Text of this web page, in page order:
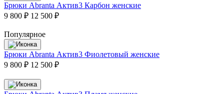
Брюки Abranta Актив3 Карбон женские
9 800 ₽ 12 500 ₽
Популярное
Брюки Abranta Актив3 Фиолетовый женские
9 800 ₽ 12 500 ₽